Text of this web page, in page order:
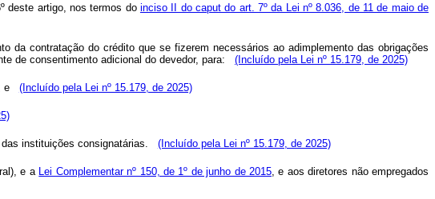
deste artigo, nos termos do inciso II do caput do art. 7º da Lei nº 8.036, de 11 de maio de
contratação do crédito que se fizerem necessários ao adimplemento das obrigações
de consentimento adicional do devedor, para:
(Incluído pela Lei nº 15.179, de 2025)
e (Incluído pela Lei nº 15.179, de 2025)
instituições consignatárias. (Incluído pela Lei nº 15.179, de 2025)
e a Lei Complementar nº 150, de 1º de junho de 2015, e aos diretores não empregados